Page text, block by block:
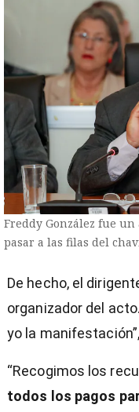
Freddy González fue
pasar a las filas del
De hecho, el
organizador del
yo la
“Recogimos los
todos los pagos